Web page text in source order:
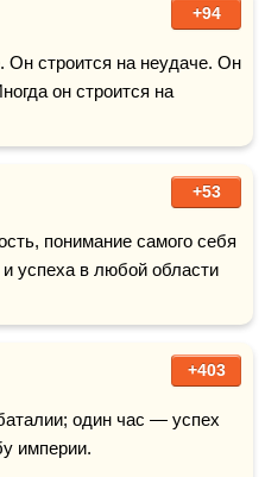
+94
Он строится на неудаче. Он
он строится на
+53
понимание самого себя
и успеха в любой области
+403
один час — успех
империи.